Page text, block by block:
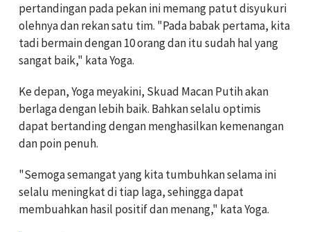
pertandingan pada pekan ini memang patut disyukuri
olehnya dan rekan satu tim. "Pada babak pertama, kita
tadi bermain dengan 10 orang dan itu sudah hal yang
sangat baik," kata Yoga.
Ke depan, Yoga meyakini, Skuad Macan Putih akan
berlaga dengan lebih baik. Bahkan selalu optimis
dapat bertanding dengan menghasilkan kemenangan
dan poin penuh.
"Semoga semangat yang kita tumbuhkan selama ini
selalu meningkat di tiap laga, sehingga dapat
membuahkan hasil positif dan menang," kata Yoga.